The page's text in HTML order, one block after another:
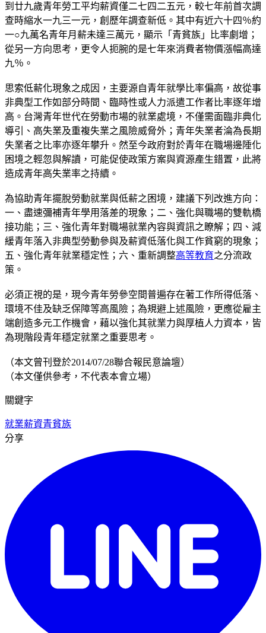
到廿九歲青年勞工平均薪資僅二七四二五元，較七年前首次調
查時縮水一九三一元，創歷年調查新低。其中有近六十四％約
一○九萬名青年月薪未達三萬元，顯示「青貧族」比率劇增；
從另一方向思考，更令人扼腕的是七年來消費者物價漲幅高達
九％。
思索低薪化現象之成因，主要源自青年就學比率偏高，故從事
非典型工作如部分時間、臨時性或人力派遣工作者比率逐年增
高。台灣青年世代在勞動市場的就業處境，不僅需面臨非典化
導引、高失業及重複失業之風險威脅外；青年失業者淪為長期
失業者之比率亦逐年攀升。然至今政府對於青年在職場邊陲化
困境之輕忽與解讀，可能促使政策方案與資源產生錯置，此將
造成青年高失業率之持續。
為協助青年擺脫勞動就業與低薪之困境，建議下列改進方向：
一、盡速彌補青年學用落差的現象；二、強化與職場的雙軌橋
接功能；三、強化青年對職場就業內容與資訊之瞭解；四、減
緩青年落入非典型勞動參與及薪資低落化與工作貧窮的現象；
五、強化青年就業穩定性；六、重新調整高等教育之分流政
策。
必須正視的是，現今青年勞參空間普遍存在著工作所得低落、
環境不佳及缺乏保障等高風險；為規避上述風險，更應從雇主
端創造多元工作機會，藉以強化其就業力與厚植人力資本，皆
為現階段青年穩定就業之重要思考。
（本文曾刊登於2014/07/28聯合報民意論壇）
（本文僅供參考，不代表本會立場）
關鍵字
就業薪資青貧族
分享